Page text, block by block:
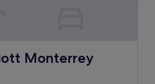
Monterrey
Aeropuerto